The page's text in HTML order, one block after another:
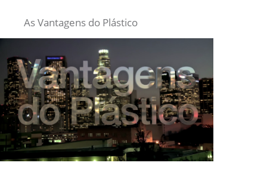
As Vantagens do Plástico